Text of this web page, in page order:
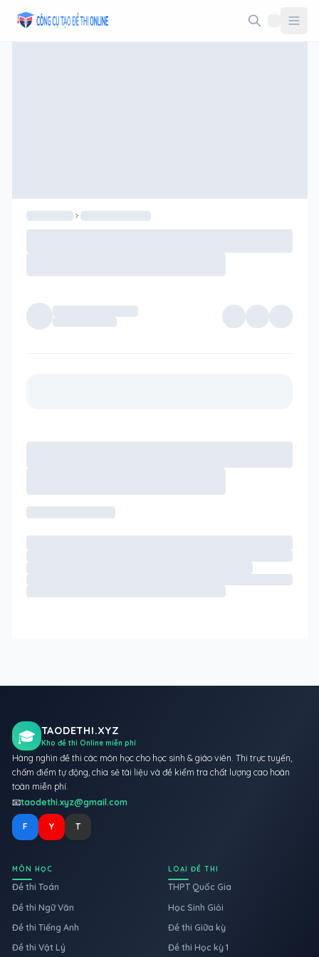
🎓 TAODETHI.XYZ
Kho đề thi Online miễn phí
Hàng nghìn đề thi các môn học cho học sinh & giáo viên. Thi trực tuyến,
chấm điểm tự động, chia sẻ tài liệu và đề kiểm tra chất lượng cao hoàn
toàn miễn phí.
📧taodethi.xyz@gmail.com
F Y T
MÔN HỌC
Đề thi Toán
Đề thi Ngữ Văn
Đề thi Tiếng Anh
Đề thi Vật Lý
LOẠI ĐỀ THI
THPT Quốc Gia
Học Sinh Giỏi
Đề thi Giữa kỳ
Đề thi Học kỳ 1